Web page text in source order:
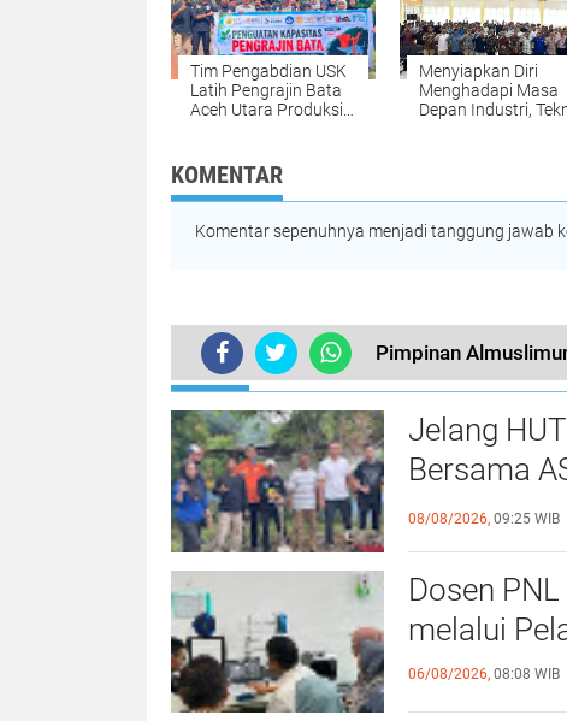
Tim Pengabdian USK
Latih Pengrajin Bata
Aceh Utara Produksi
Lumpur Banjir
Menyiapkan Diri
Menghadapi Masa
Depan Industri,
KOMENTAR
Komentar sepenuhnya menjadi tanggung jawab
Pimpinan
TERKINI
Jelang
Bersama
08/08/2026, 09:25 WIB
Dosen
melalui
06/08/2026, 08:08 WIB